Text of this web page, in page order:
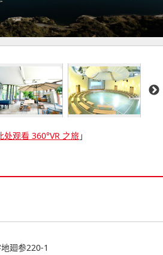
处观看 360°VR 之旅」
廻参220-1